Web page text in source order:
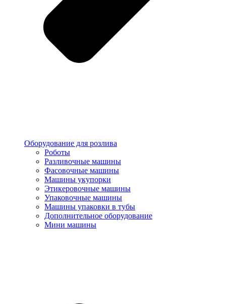
Оборудование для розлива
Роботы
Разливочные машины
Фасовочные машины
Машины укупорки
Этикеровочные машины
Упаковочные машины
Машины упаковки в тубы
Дополнительное оборудование
Мини машины